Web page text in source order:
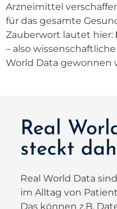
Arzneimittel
für das gesamte
Zauberwort lautet hier:
– also
World Data gewonnen
Real
steckt
Real World Data
im Alltag von
Das können z.B.